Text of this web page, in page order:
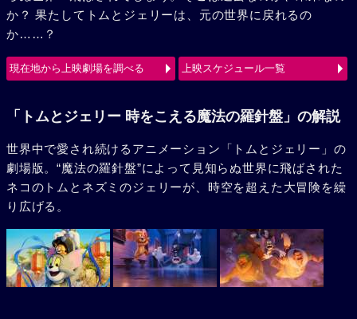
か？ 果たしてトムとジェリーは、元の世界に戻れるの
か……？
現在地から上映劇場を調べる 上映スケジュール一覧
「トムとジェリー 時をこえる魔法の羅針盤」の解説
世界中で愛され続けるアニメーション「トムとジェリー」の
劇場版。“魔法の羅針盤”によって見知らぬ世界に飛ばされた
ネコのトムとネズミのジェリーが、時空を超えた大冒険を繰
り広げる。